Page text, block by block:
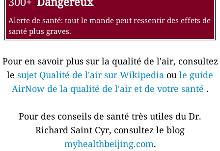
Alerte de santé: tout le monde peut ressentir des effets de
santé plus graves.
Pour en savoir plus sur la qualité de l'air, consultez
le sujet Qualité de l'air sur Wikipedia ou le guide
AirNow de la qualité de l'air et de votre santé .
Pour des conseils de santé très utiles du Dr.
Richard Saint Cyr, consultez le blog
myhealthbeijing.com.